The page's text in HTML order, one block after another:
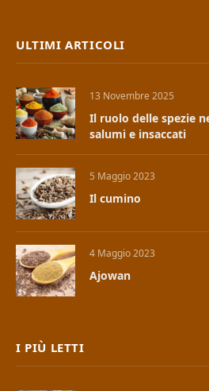
ULTIMI ARTICOLI
13 Novembre 2025
Il ruolo delle spezie
salumi e insaccati
5 Maggio 2023
Il cumino
4 Maggio 2023
Ajowan
I PIÙ LETTI